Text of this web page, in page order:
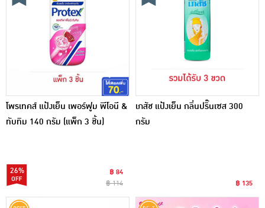
โพรเทคส์ แป้งเย็น เพอร์ฟูม พีโอนี &
ทับทิม 140 กรัม (แพ็ก 3 ชิ้น)
26%
฿ 84
฿ 114
เภสัช แป้งเย็น กลิ่นปริ๊นเซส 300
กรัม
฿ 135